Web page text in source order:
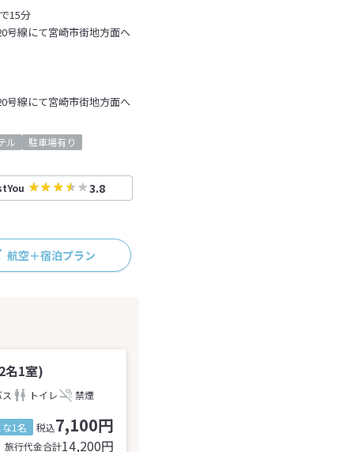
15分
号線にて宮崎市街地方面へ
号線にて宮崎市街地方面へ
ル
駐車場有り
3.8
航空＋宿泊プラン
名1室)
トイレ 禁煙
な1名 税込7,100円
旅行代金合計14,200円